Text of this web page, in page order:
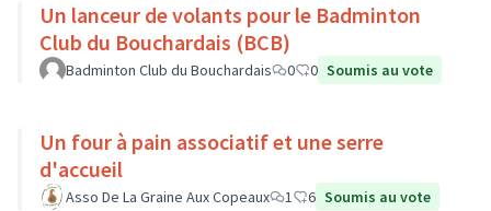
Un lanceur de volants pour le Badminton
Club du Bouchardais (BCB)
Badminton Club du Bouchardais 0 0 Soumis au vote
Un four à pain associatif et une serre
d'accueil
Asso De La Graine Aux Copeaux 1 6 Soumis au vote